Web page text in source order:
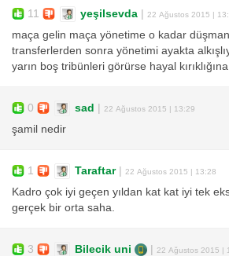
11 yeşilsevda 22 Ağustos 2015 |
maça gelin maça yönetime o kadar
transferlerden sonra yönetimi ayakta
yarın boş tribünleri görürse hayal
0 sad 22 Ağustos 2015 | 13:29
şamil nedir
1 Taraftar| 22 Ağustos 2015 | 13:28
Kadro çok iyi geçen yıldan kat kat iyi tek
gerçek bir orta saha.
3 Bilecik uni 22 Ağustos 2015 |